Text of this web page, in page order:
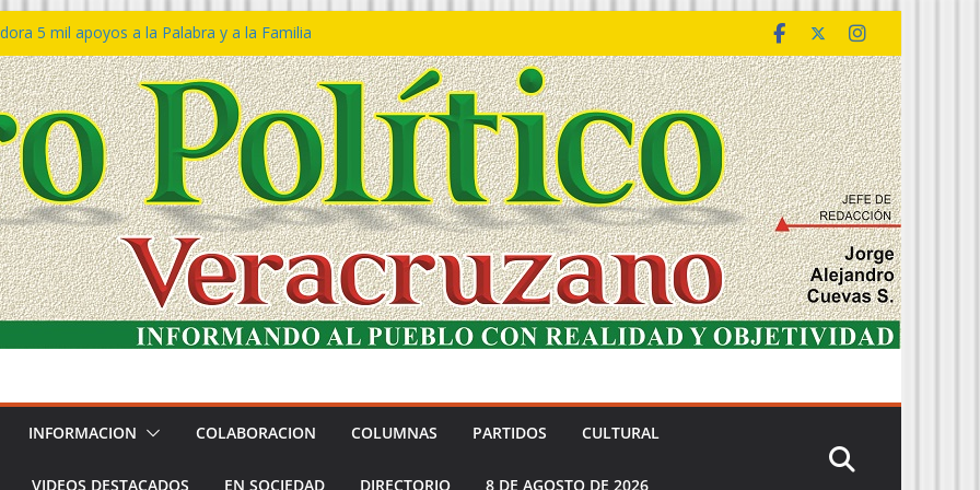
5 mil apoyos a la Palabra y a la Familia
Declaraciones de Procedencia en contra
𝙂𝙤𝙗𝙞𝙚𝙧𝙣𝙤 𝙙𝙚𝙡 𝙀𝙨𝙩𝙖𝙙𝙤 𝙖 𝙙𝙞𝙨𝙛𝙧𝙪𝙩𝙖𝙧
𝙙𝙚𝙡 𝙈𝙖𝙧 𝙚𝙣 𝘾𝙤𝙖𝙩𝙯𝙖𝙘𝙤𝙖𝙡𝙘𝙤𝙨
de policías con vocación de servicio y
SSP
Bravo rechaza acusaciones y asegura que
solicitud de desafuero
INFORMACION COLABORACION COLUMNAS PARTIDOS CULTURAL
VIDEOS DESTACADOS EN SOCIEDAD DIRECTORIO 8 DE AGOSTO DE 2026